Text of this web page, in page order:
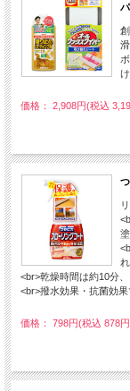
価格： 2,908円(税込
<br>乾燥時間は約10分
<br>撥水効果・抗菌効
価格： 798円(税込 878